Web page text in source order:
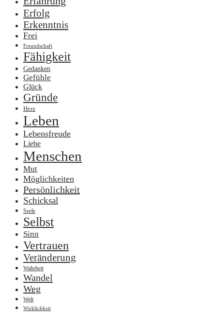
Erfolg
Erkenntnis
Frei
Freundschaft
Fähigkeit
Gedanken
Gefühle
Glück
Gründe
Herz
Leben
Lebensfreude
Liebe
Menschen
Mut
Möglichkeiten
Persönlichkeit
Schicksal
Seele
Selbst
Sinn
Vertrauen
Veränderung
Wahrheit
Wandel
Weg
Welt
Wirklichkeit